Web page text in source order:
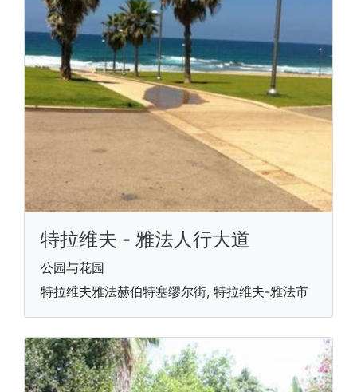
特拉维夫 - 雅法人行大道
公园与花园
特拉维夫雅法赫伯特塞缪尔街, 特拉维夫-雅法市